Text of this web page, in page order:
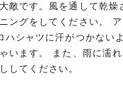
敵です。風を通して乾燥
ングをしてください。
シャツに汗がつかない
います。 また、雨に濡れ
してください。